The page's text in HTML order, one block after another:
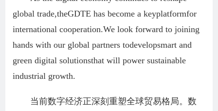
global trade,theGDTE has become a keyplatformfor
international cooperation.We look forward to joining
hands with our global partners todevelopsmart and
green digital solutionsthat will power sustainable
industrial growth.
当前数字经济正深刻重塑全球贸易格局。数